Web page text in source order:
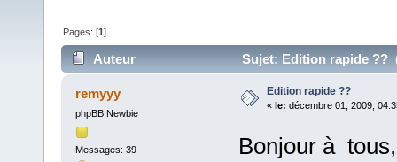
Pages: [1]
Auteur Sujet: Edition rapide ??
remyyy
phpBB Newbie
Messages: 39
Edition rapide ??
« le: décembre 01, 2009,
Bonjour à tous,